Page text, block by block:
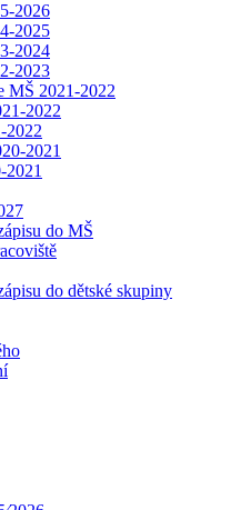
2026
2025
2024
2023
MŠ 2021-2022
2022
2022
2021
2021
do MŠ
do dětské skupiny